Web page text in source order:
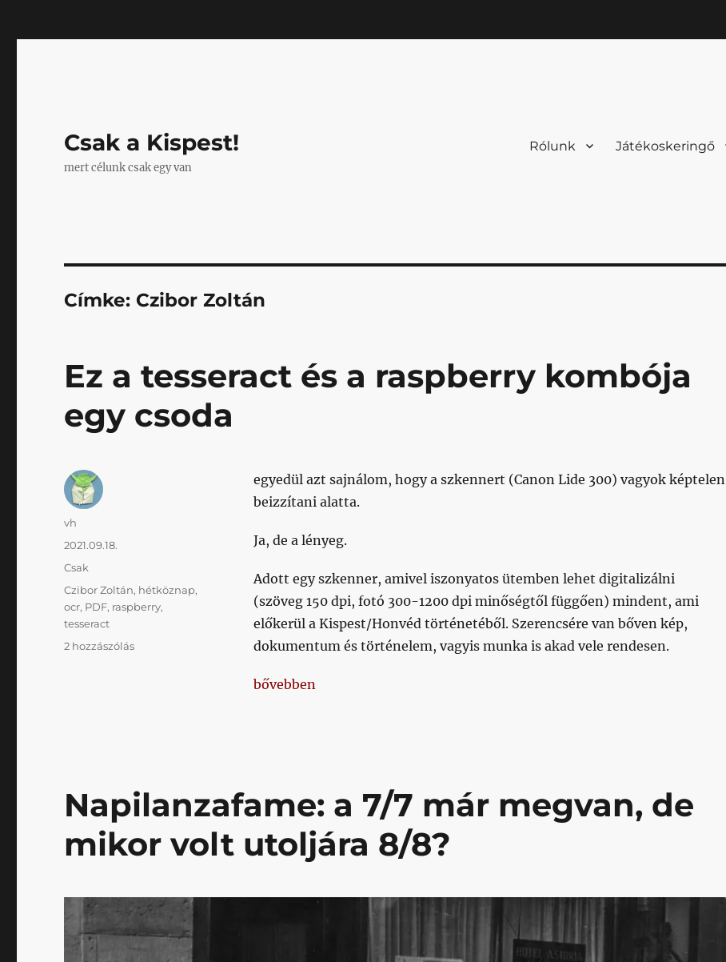
Csak a Kispest!
mert célunk csak egy van
Rólunk Játékoskeringő
Címke: Czibor Zoltán
Ez a tesseract és a raspberry kombója
egy csoda
egyedül azt sajnálom, hogy a szkennert (Canon Lide 300) vagyok képtelen
beizzítani alatta.
Ja, de a lényeg.
Adott egy szkenner, amivel iszonyatos ütemben lehet digitalizálni
(szöveg 150 dpi, fotó 300-1200 dpi minőségtől függően) mindent, ami
előkerül a Kispest/Honvéd történetéből. Szerencsére van bőven kép,
dokumentum és történelem, vagyis munka is akad vele rendesen.
„Ez a tesseract és a raspberry kombója egy csoda”
bővebben
Szerző
vh
Közzétéve
2021.09.18.
Kategória
Csak
Címke
Czibor Zoltán, hétköznap,
ocr, PDF, raspberry,
tesseract
2 hozzászólásEz
című
bejegyzéshez
Napilanzafame: a 7/7 már megvan, de
mikor volt utoljára 8/8?